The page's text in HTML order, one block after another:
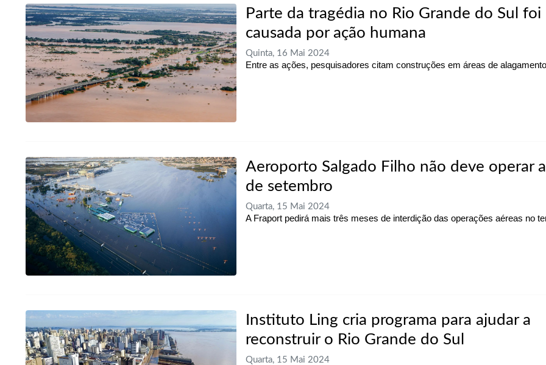
Parte da tragédia no Rio Grande do Sul foi
causada por ação humana
Quinta, 16 Mai 2024
Entre as ações, pesquisadores citam construções em áreas de alagamento
Aeroporto Salgado Filho não deve operar
de setembro
Quarta, 15 Mai 2024
A Fraport pedirá mais três meses de interdição das operações aéreas no
Instituto Ling cria programa para ajudar a
reconstruir o Rio Grande do Sul
Quarta, 15 Mai 2024